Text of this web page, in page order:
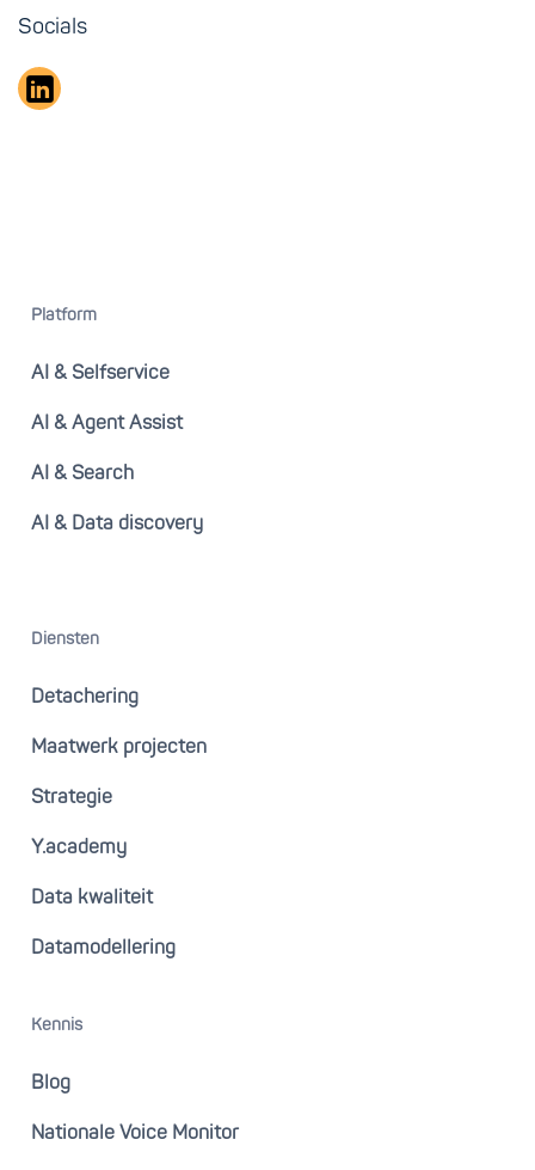
Socials
Platform
AI & Selfservice
AI & Agent Assist
AI & Search
AI & Data discovery
Diensten
Detachering
Maatwerk projecten
Strategie
Y.academy
Data kwaliteit
Datamodellering
Kennis
Blog
Nationale Voice Monitor